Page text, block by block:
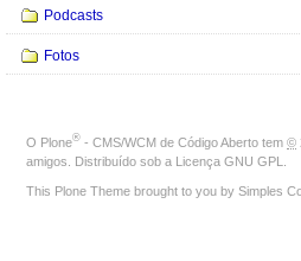
Podcasts
Fotos
O Plone® - CMS/WCM de Código Aberto tem ©
amigos. Distribuído sob a Licença GNU GPL
This Plone Theme brought to you by Simples